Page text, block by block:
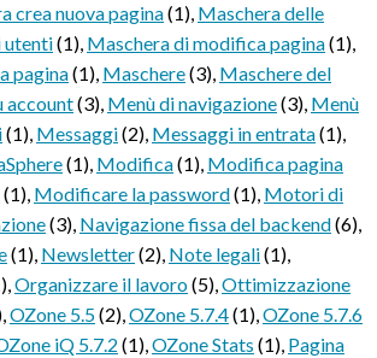
crea nuova pagina(1), Maschera delle
utenti(1), Maschera di modifica pagina(1),
pagina(1), Maschere(3), Maschere del
account(3), Menù di navigazione(3), Menù
(1), Messaggi(2), Messaggi in entrata(1),
(1), Modifica(1), Modifica pagina
(1), Modificare la password(1), Motori di
(3), Navigazione fissa del backend(6),
(1), Newsletter(2), Note legali(1),
,Organizzare il lavoro(5),Ottimizzazione
,OZone 5.5(2),OZone 5.7.4(1),OZone 5.7.6
iQ 5.7.2 (1),OZone Stats (1), Pagina